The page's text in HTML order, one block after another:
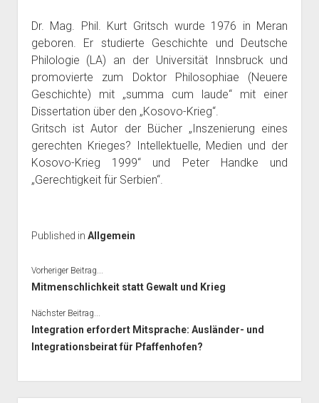
Dr. Mag. Phil. Kurt Gritsch wurde 1976 in Meran
geboren. Er studierte Geschichte und Deutsche
Philologie (LA) an der Universität Innsbruck und
promovierte zum Doktor Philosophiae (Neuere
Geschichte) mit „summa cum laude“ mit einer
Dissertation über den „Kosovo-Krieg“.
Gritsch ist Autor der Bücher „Inszenierung eines
gerechten Krieges? Intellektuelle, Medien und der
Kosovo-Krieg 1999“ und Peter Handke und
„Gerechtigkeit für Serbien“.
Published in Allgemein
Vorheriger Beitrag...
Mitmenschlichkeit statt Gewalt und Krieg
Nächster Beitrag...
Integration erfordert Mitsprache: Ausländer- und
Integrationsbeirat für Pfaffenhofen?